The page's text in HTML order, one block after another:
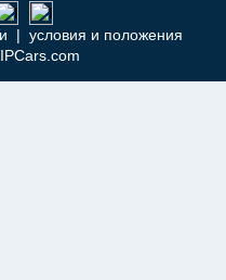
| условия и положения